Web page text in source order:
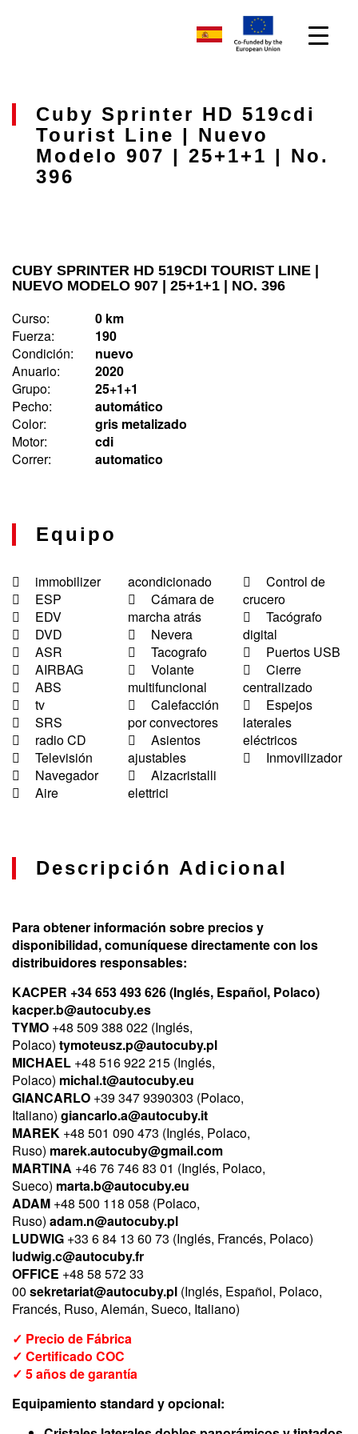
Cuby Sprinter HD 519cdi
Tourist Line | Nuevo
Modelo 907 | 25+1+1 | No.
396
CUBY SPRINTER HD 519CDI TOURIST LINE |
NUEVO MODELO 907 | 25+1+1 | NO. 396
Curso:
0 km
Fuerza:
190
Condición:
nuevo
Anuario:
2020
Grupo:
25+1+1
Pecho:
automático
Color:
gris metalizado
Motor:
cdi
Correr:
automatico
Equipo
immobilizer
ESP
EDV
DVD
ASR
AIRBAG
ABS
tv
SRS
radio CD
Televisión
Navegador
Aire
acondicionado
Cámara de
marcha atrás
Nevera
Tacografo
Volante
multifuncional
Calefacción
por convectores
Asientos
ajustables
Alzacristalli
elettrici
Control de
crucero
Tacógrafo
digital
Puertos USB
Cierre
centralizado
Espejos
laterales
eléctricos
Inmovilizador
Descripción Adicional
Para obtener información sobre precios y
disponibilidad, comuníquese directamente con los
distribuidores responsables:
KACPER +34 653 493 626 (Inglés, Español, Polaco)
kacper.b@autocuby.es
TYMO +48 509 388 022 (Inglés,
Polaco) tymoteusz.p@autocuby.pl
MICHAEL +48 516 922 215 (Inglés,
Polaco) michal.t@autocuby.eu
GIANCARLO +39 347 9390303 (Polaco,
Italiano) giancarlo.a@autocuby.it
MAREK +48 501 090 473 (Inglés, Polaco,
Ruso) marek.autocuby@gmail.com
MARTINA +46 76 746 83 01 (Inglés, Polaco,
Sueco) marta.b@autocuby.eu
ADAM +48 500 118 058 (Polaco,
Ruso) adam.n@autocuby.pl
LUDWIG +33 6 84 13 60 73 (Inglés, Francés, Polaco)
ludwig.c@autocuby.fr
OFFICE +48 58 572 33
00 sekretariat@autocuby.pl (Inglés, Español, Polaco,
Francés, Ruso, Alemán, Sueco, Italiano)
✓ Precio de Fábrica
✓ Certificado COC
✓ 5 años de garantía
Equipamiento standard y opcional: